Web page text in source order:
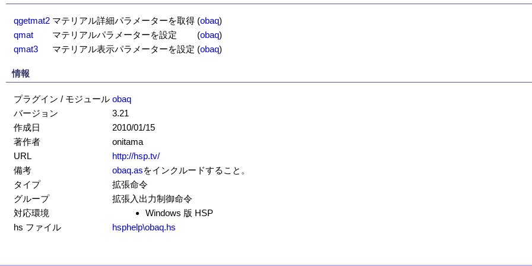
qgetmat2 マテリアル詳細パラメーターを取得 (obaq)
qmat
マテリアルパラメーターを設定 (obaq)
qmat3
マテリアル表示パラメーターを設定 (obaq)
情報
プラグイン / モジュール obaq
バージョン
3.21
作成日
2010/01/15
著作者
onitama
URL
http://hsp.tv/
備考
obaq.asをインクルードすること。
タイプ
拡張命令
グループ
拡張入出力制御命令
対応環境
Windows 版 HSP
hs ファイル
hsphelp\obaq.hs